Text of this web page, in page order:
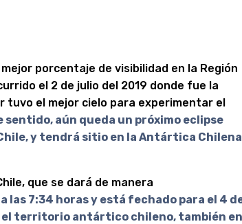
porcentaje de visibilidad en la Región
el 2 de julio del 2019 donde fue la
tuvo el mejor cielo para experimentar el
sentido, aún queda un próximo eclipse
y tendrá sitio en la Antártica Chilena
que se dará de manera
las 7:34 horas y está fechado para el 4
el territorio antártico chileno, también en